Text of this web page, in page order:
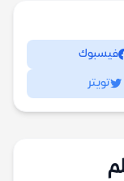
فيسبوك
تويتر